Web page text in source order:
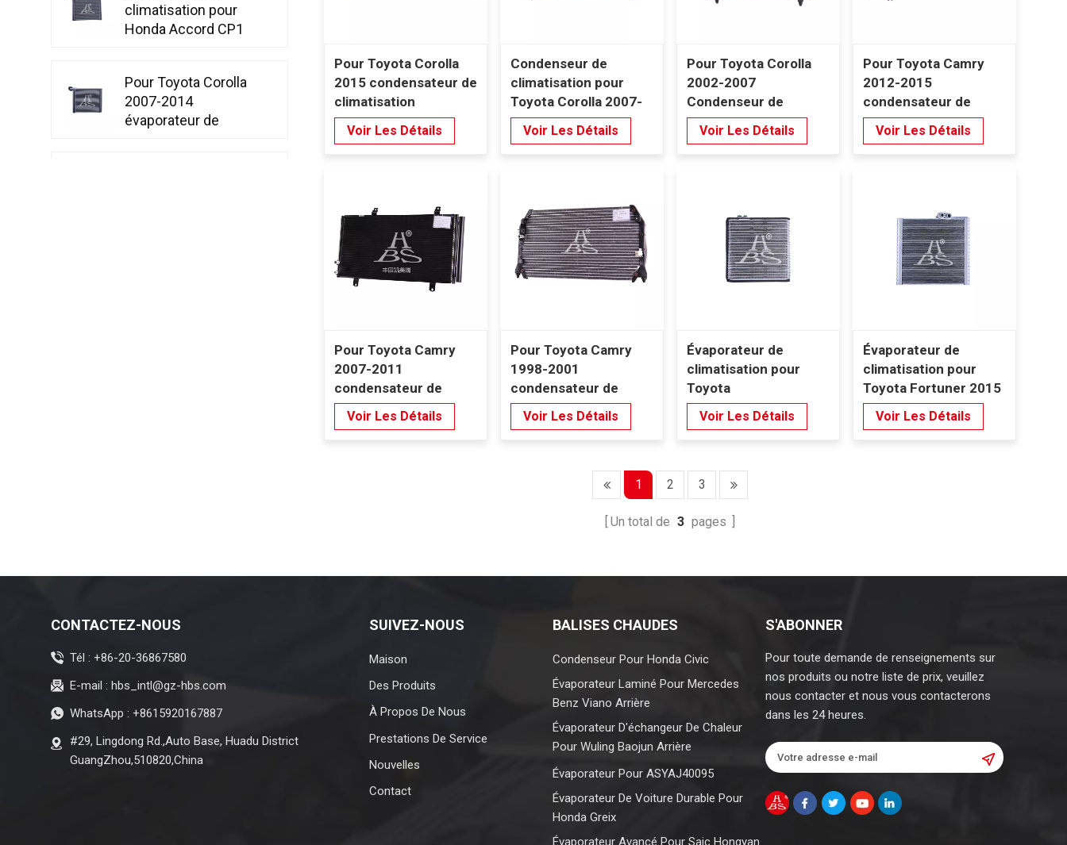
Pour Toyota Corolla
2015 condensateur de
climatisation
Voir Les Détails
Condenseur de
climatisation pour
Toyota Corolla 2007-
2014
Voir Les Détails
Pour Toyota Corolla
2002-2007
Condenseur de
climatisation
Voir Les Détails
Pour Toyota Camry
2012-2015
condensateur de
climatisation
Voir Les Détails
Pour Toyota Camry
2007-2011
condensateur de
climatisation
Voir Les Détails
Pour Toyota Camry
1998-2001
condensateur de
climatisation
Voir Les Détails
Évaporateur de
climatisation pour
Toyota
LandCruiser(J100)
1998-2007
Voir Les Détails
Évaporateur de
climatisation pour
Toyota Fortuner 2015
Voir Les Détails
1 2 3
Un total de 3 pages
climatisation pour
Honda Accord CP1
Pour Toyota Corolla
2007-2014
évaporateur de
CONTACTEZ-NOUS
Tél : +86-20-36867580
E-mail : hbs_intl@gz-hbs.com
WhatsApp : +8615920167887
#29, Lingdong Rd.,Auto Base, Huadu District
GuangZhou,510820,China
SUIVEZ-NOUS
Maison
Des Produits
À Propos De Nous
Prestations De Service
Nouvelles
Contact
BALISES CHAUDES
Condenseur Pour Honda Civic
Évaporateur Laminé Pour Mercedes
Benz Viano Arrière
Évaporateur D'échangeur De Chaleur
Pour Wuling Baojun Arrière
Évaporateur Pour ASYAJ40095
Évaporateur De Voiture Durable Pour
Honda Greix
Évaporateur Avancé Pour Saic Hongyan
S'ABONNER
Pour toute demande de renseignements sur
nos produits ou notre liste de prix, veuillez
nous contacter et nous vous contacterons
dans les 24 heures.